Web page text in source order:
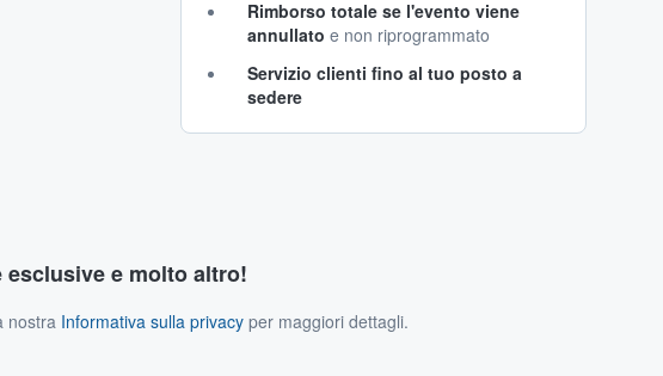
Rimborso totale se l'evento viene
annullato e non riprogrammato
Servizio clienti fino al tuo posto a
sedere
e molto altro!
nostra Informativa sulla privacyper maggiori dettagli.